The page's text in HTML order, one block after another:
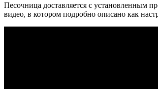
Песочница доставляется с установленным
видео, в котором подробно описано как